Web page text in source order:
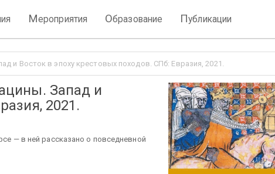
Мероприятия Образование Публикации
и Восток в эпоху крестовых походов. СПб: Евразия, 2021.
Запад и
2021.
— в ней рассказано о повседневной